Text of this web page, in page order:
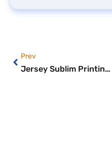
Prev
Jersey Sublim Printing vs Sablon Polyflex : Mana yang Lebih Baik untuk Tim Anda?